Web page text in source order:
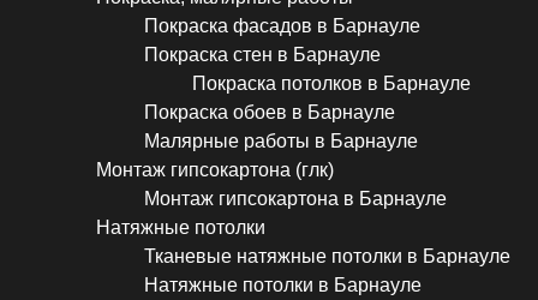
Покраска фасадов в Барнауле
Покраска стен в Барнауле
Покраска потолков в Барнауле
Покраска обоев в Барнауле
Малярные работы в Барнауле
Монтаж гипсокартона (глк)
Монтаж гипсокартона в Барнауле
Натяжные потолки
Тканевые натяжные потолки в Барнауле
Натяжные потолки в Барнауле